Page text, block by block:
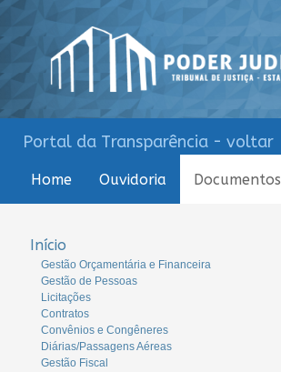
Portal da Transparência - voltar
Home Ouvidoria Documentos
Início
Gestão Orçamentária e Financeira
Gestão de Pessoas
Licitações
Contratos
Convênios e Congêneres
Diárias/Passagens Aéreas
Gestão Fiscal